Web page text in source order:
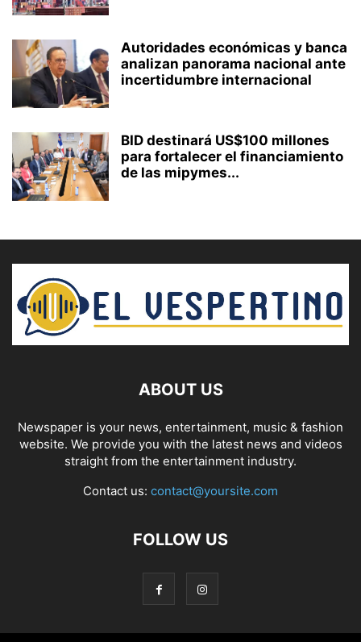
Autoridades económicas y banca
analizan panorama nacional ante
incertidumbre internacional
BID destinará US$100 millones
para fortalecer el financiamiento
de las mipymes...
ABOUT US
Newspaper is your news, entertainment, music & fashion
website. We provide you with the latest news and videos
straight from the entertainment industry.
Contact us: contact@yoursite.com
FOLLOW US